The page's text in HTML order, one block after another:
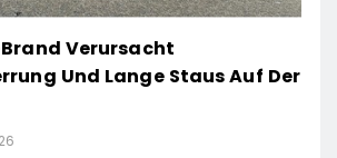
Brand Verursacht
Und Lange Staus Auf Der